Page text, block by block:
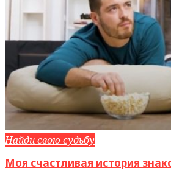
Найди свою судьбу
Моя счастливая история